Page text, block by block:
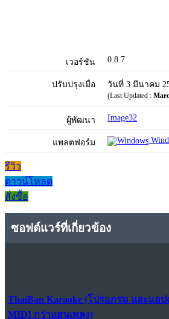
เวอร์ชัน 0.8.7
ปรับปรุงเมื่อ วันที่ 3 มีนาคม
(Last Updated :
ผู้พัฒนา Image32
แพลตฟอร์ม
รีวิว
ดาวน์โหลด
สั่งซื้อ
ซอฟต์แวร์ที่เกี่ยวข้อง
ThaiBan Karaoke (โปรแกรม และแอ
MIDI กว่าแสนเพลง)